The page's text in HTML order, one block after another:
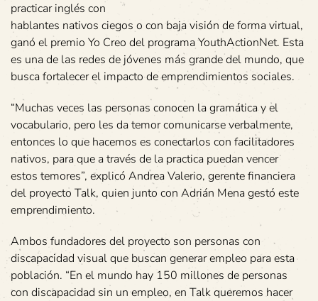
practicar inglés con
hablantes nativos ciegos o con baja visión de forma virtual,
ganó el premio Yo Creo del programa YouthActionNet. Esta
es una de las redes de jóvenes más grande del mundo, que
busca fortalecer el impacto de emprendimientos sociales.
“Muchas veces las personas conocen la gramática y el
vocabulario, pero les da temor comunicarse verbalmente,
entonces lo que hacemos es conectarlos con facilitadores
nativos, para que a través de la practica puedan vencer
estos temores”, explicó Andrea Valerio, gerente financiera
del proyecto Talk, quien junto con Adrián Mena gestó este
emprendimiento.
Ambos fundadores del proyecto son personas con
discapacidad visual que buscan generar empleo para esta
población. “En el mundo hay 150 millones de personas
con discapacidad sin un empleo, en Talk queremos hacer